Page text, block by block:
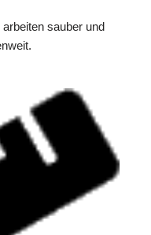
sauber und